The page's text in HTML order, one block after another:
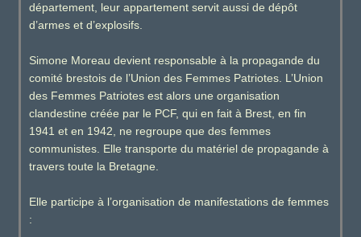
département, leur appartement servit aussi de dépôt
d’armes et d’explosifs.
Simone Moreau devient responsable à la propagande du
comité brestois de l’Union des Femmes Patriotes. L’Union
des Femmes Patriotes est alors une organisation
clandestine créée par le PCF, qui en fait à Brest, en fin
1941 et en 1942, ne regroupe que des femmes
communistes. Elle transporte du matériel de propagande à
travers toute la Bretagne.
Elle participe à l’organisation de manifestations de femmes
: